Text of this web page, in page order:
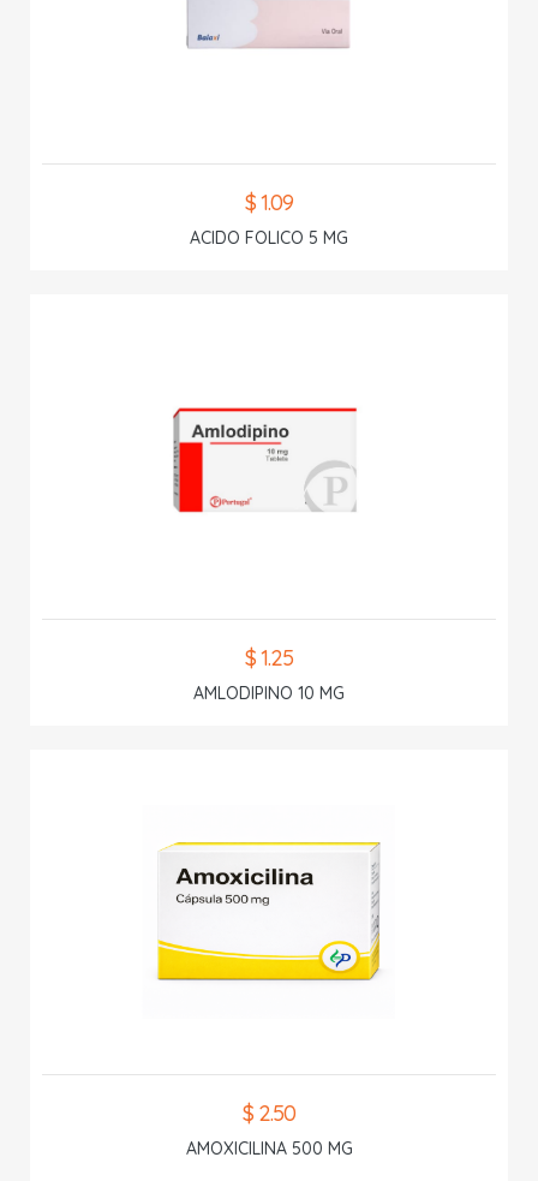
$ 1.09
ACIDO FOLICO 5 MG
$ 1.25
AMLODIPINO 10 MG
$ 2.50
AMOXICILINA 500 MG